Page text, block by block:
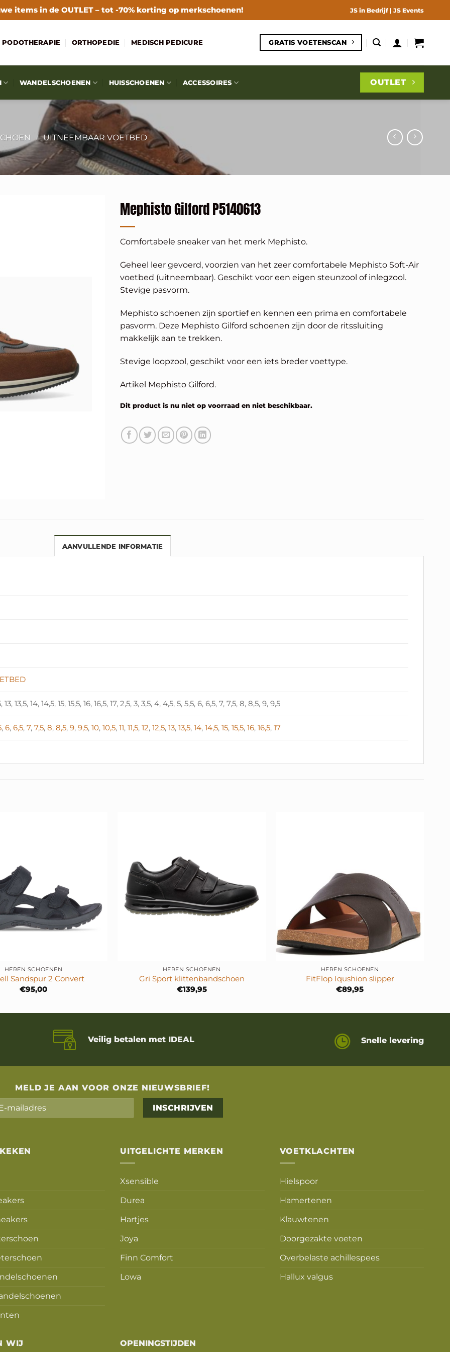
items in de OUTLET– tot -70% korting op merkschoenen! JS in Bedrijf | JS Events
PODOTHERAPIE ORTHOPEDIE MEDISCH PEDICURE GRATIS VOETENSCAN
WANDELSCHOENEN HUISSCHOENEN ACCESSOIRES OUTLET
/ UITNEEMBAAR VOETBED
Mephisto Gilford P5140613
Comfortabele sneaker van het merk Mephisto.
Geheel leer gevoerd, voorzien van het zeer comfortabele Mephisto Soft-Air
voetbed (uitneembaar). Geschikt voor een eigen steunzool of inlegzool.
Stevige pasvorm.
Mephisto schoenen zijn sportief en kennen een prima en comfortabele
pasvorm. Deze Mephisto Gilford schoenen zijn door de ritssluiting
makkelijk aan te trekken.
Stevige loopzool, geschikt voor een iets breder voettype.
Artikel Mephisto Gilford.
Dit product is nu niet op voorraad en niet beschikbaar.
Alternative:
AANVULLENDE INFORMATIE
13, 13,5, 14, 14,5, 15, 15,5, 16, 16,5, 17, 2,5, 3, 3,5, 4, 4,5, 5, 5,5, 6, 6,5, 7, 7,5, 8, 8,5, 9, 9,5
,6,6,5,7,7,5,8,8,5,9,9,5,10,10,5,11,11,5,12,12,5,13,13,5,14,14,5,15,15,5,16,16,5,17
HEREN SCHOENEN
Sandspur 2 Convert
€95,00
HEREN SCHOENEN
Gri Sport klittenbandschoen
€139,95
+
HEREN SCHOENEN
FitFlop Iqushion slipper
€89,95
Veilig betalen met IDEAL Snelle levering
MELD JE AAN VOOR ONZE NIEUWSBRIEF!
UITGELICHTE MERKEN
Xsensible
Durea
Hartjes
Joya
Finn Comfort
Lowa
VOETKLACHTEN
Hielspoor
Hamertenen
Klauwtenen
Doorgezakte voeten
Overbelaste achillespees
Hallux valgus
WIJ OPENINGSTIJDEN